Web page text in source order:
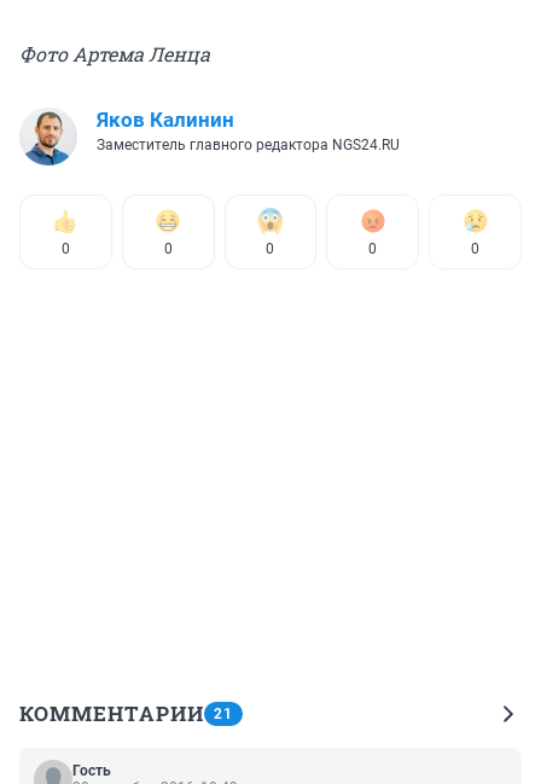
Фото Артема Ленца
Яков Калинин
Заместитель главного редактора NGS24.RU
0 0 0 0 0
КОММЕНТАРИИ 21
Гость